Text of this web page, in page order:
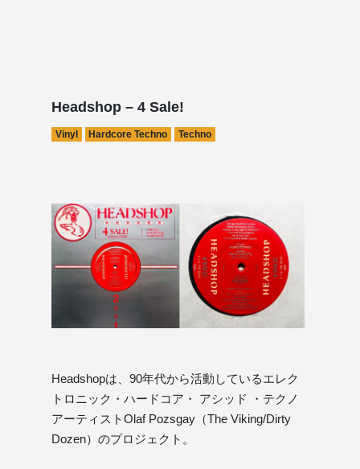
Headshop – 4 Sale!
Vinyl Hardcore Techno Techno
Headshopは、90年代から活動しているエレク
トロニック・ハードコア・ アシッド ・テクノ
アーティストOlaf Pozsgay（The Viking/Dirty
Dozen）のプロジェクト。